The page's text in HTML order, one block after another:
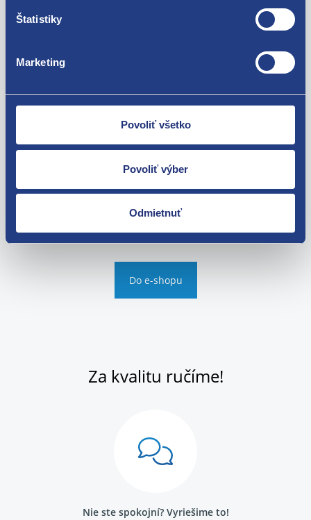
Štatistiky
Marketing
Povoliť všetko
Povoliť výber
Odmietnuť
Těhlice přední levá
komplet
Výrobca: VAG
35.36 EUR
Gumový záves výfuku
Stav dielu: použitý diel
Výrobca: ŠKODA
0.89 EUR
0.72 EUR bez DPH
Do e-shopu
Za kvalitu ručíme!
Nie ste spokojní? Vyriešime to!